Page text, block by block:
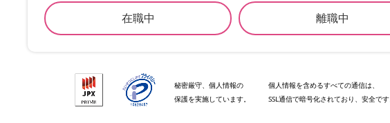
在職中 離職中
秘密厳守、個人情報の
保護を実施しています。
個人情報を含めるすべての通信は、
SSL通信で暗号化されており、安全です